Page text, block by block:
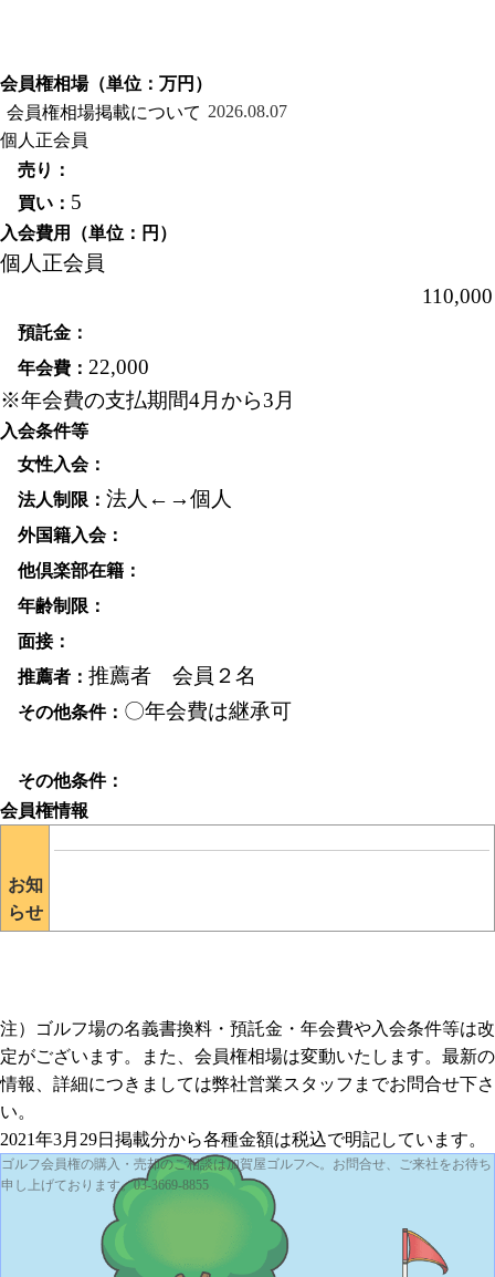
アクセス
会員権相場
入会費用
名義書換料
入会預託金
年会費
会員権相場（単位：万円）
2026.08.07
個人 正会員
5
入会費用（単位：円）
個人 正会員
110,000
22,000
※年会費の支払期間4月から3月
入会条件等
法人←→個人
推薦者 会員２名
〇年会費は継承可
会員権情報
お知
らせ
注）ゴルフ場の名義書換料・預託金・年会費や入会条件等は改
定がございます。また、会員権相場は変動いたします。最新の
情報、詳細につきましては弊社営業スタッフまでお問合せ下さ
い。
2021年3月29日掲載分から各種金額は税込で明記しています。
ゴルフ会員権の購入・売却のご相談は加賀屋ゴルフへ。お問合せ、ご来社をお待ち
申し上げております。03-3669-8855